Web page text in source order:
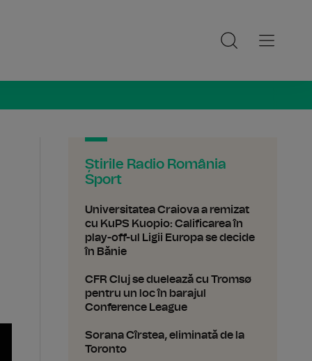
Știrile Radio România
Sport
Universitatea Craiova a remizat
cu KuPS Kuopio: Calificarea în
play-off-ul Ligii Europa se decide
în Bănie
CFR Cluj se duelează cu Tromsø
pentru un loc în barajul
Conference League
Sorana Cîrstea, eliminată de la
Toronto